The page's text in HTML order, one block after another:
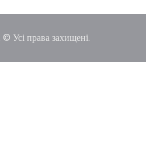
Усі права захищені.